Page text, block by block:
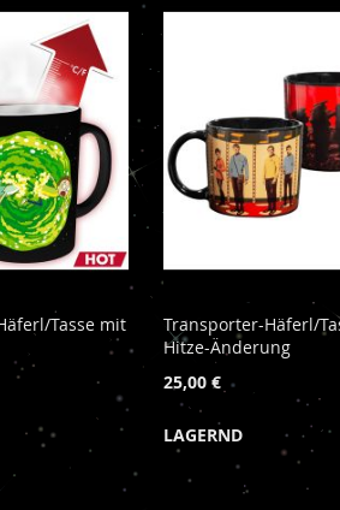
Tasse mit
Transporter-Häferl/
Hitze-Änderung
25,00 €
LAGERND